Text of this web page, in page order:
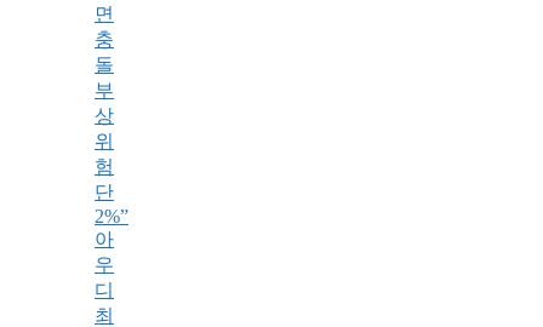
면
충
돌
부
상
위
험
단
2%”
아
우
디
최